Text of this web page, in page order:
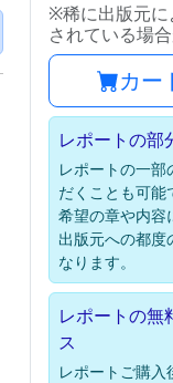
※稀に出版元に
されている場
カー
レポートの部
レポートの一部
だくことも可能
希望の章や内容
出版元への都度
なります。
レポートの無
ス
レポートご購